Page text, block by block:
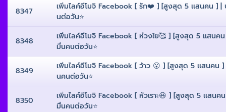
8347
เพิ่มไลค์อีโมจิ Facebook [ รัก❤️ ] [สูงสุด 5 เเสนคน ]
นต่อวัน⭐️
8348
เพิ่มไลค์อีโมจิ Facebook [ ห่วงใย🥰 ] [สูงสุด 5 เเสน
มื่นคนต่อวัน⭐️
8349
เพิ่มไลค์อีโมจิ Facebook [ ว้าว 😮 ] [สูงสุด 5 เเสนค
นคนต่อวัน⭐️
8350
เพิ่มไลค์อีโมจิ Facebook [ หัวเราะ😆 ] [สูงสุด 5 เเส
มื่นคนต่อวัน⭐️